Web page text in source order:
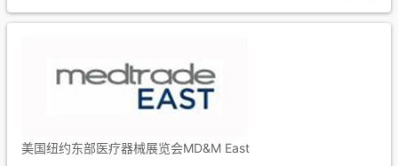
美国纽约东部医疗器械展览会MD&M East